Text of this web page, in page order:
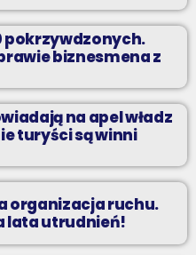
pokrzywdzonych.
biznesmena z
na apel władz
turyści są winni
organizacja ruchu.
lata utrudnień!